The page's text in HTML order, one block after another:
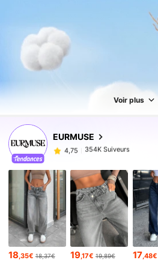
Voir plus
EURMUSE
4,75
4,75 354K Suiveurs
4,75
4,75 354K Suiveurs
4,75 354K Suiveurs
4,75 354K Suiveurs
354K Suiveurs
354K Suiveurs
18,35€ 18,37€ 19,17€ 19,89€ 17,48€